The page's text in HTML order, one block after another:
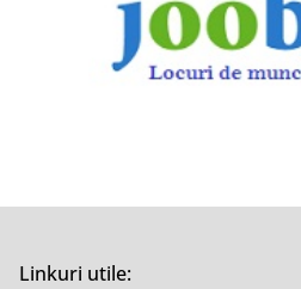
Linkuri utile: